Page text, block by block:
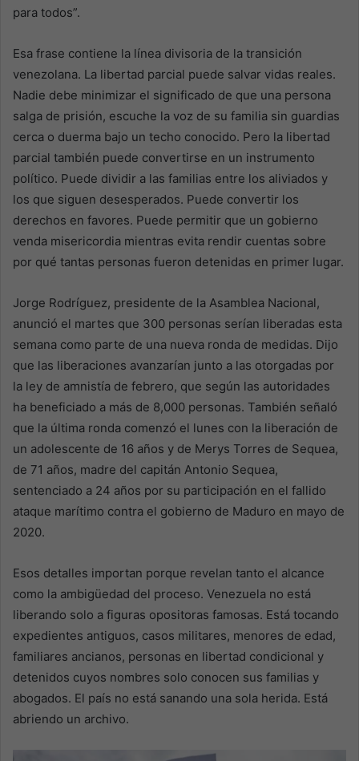
para todos”.
Esa frase contiene la línea divisoria de la transición
venezolana. La libertad parcial puede salvar vidas reales.
Nadie debe minimizar el significado de que una persona
salga de prisión, escuche la voz de su familia sin guardias
cerca o duerma bajo un techo conocido. Pero la libertad
parcial también puede convertirse en un instrumento
político. Puede dividir a las familias entre los aliviados y
los que siguen desesperados. Puede convertir los
derechos en favores. Puede permitir que un gobierno
venda misericordia mientras evita rendir cuentas sobre
por qué tantas personas fueron detenidas en primer lugar.
Jorge Rodríguez, presidente de la Asamblea Nacional,
anunció el martes que 300 personas serían liberadas esta
semana como parte de una nueva ronda de medidas. Dijo
que las liberaciones avanzarían junto a las otorgadas por
la ley de amnistía de febrero, que según las autoridades
ha beneficiado a más de 8,000 personas. También señaló
que la última ronda comenzó el lunes con la liberación de
un adolescente de 16 años y de Merys Torres de Sequea,
de 71 años, madre del capitán Antonio Sequea,
sentenciado a 24 años por su participación en el fallido
ataque marítimo contra el gobierno de Maduro en mayo de
2020.
Esos detalles importan porque revelan tanto el alcance
como la ambigüedad del proceso. Venezuela no está
liberando solo a figuras opositoras famosas. Está tocando
expedientes antiguos, casos militares, menores de edad,
familiares ancianos, personas en libertad condicional y
detenidos cuyos nombres solo conocen sus familias y
abogados. El país no está sanando una sola herida. Está
abriendo un archivo.